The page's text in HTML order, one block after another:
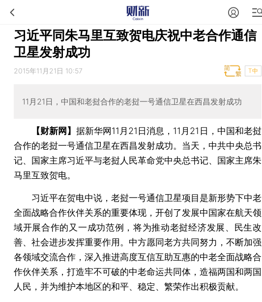
习近平同朱马里互致贺电庆祝中老合作通信
卫星发射成功
2015年11月21日 10:57 T中
11月21日，中国和老挝合作的老挝一号通信卫星在西昌发射成功
【财新网】 据新华网11月21日消息，11月21日，中国和老挝
合作的老挝一号通信卫星在西昌发射成功。当天，中共中央总书
记、国家主席习近平与老挝人民革命党中央总书记、国家主席朱
马里互致贺电。
习近平在贺电中说，老挝一号通信卫星项目是新形势下中老
全面战略合作伙伴关系的重要体现，开创了发展中国家在航天领
域开展合作的又一成功范例，将为推动老挝经济发展、民生改
善、社会进步发挥重要作用。中方愿同老方共同努力，不断加强
各领域交流合作，深入推进高度互信互助互惠的中老全面战略合
作伙伴关系，打造牢不可破的中老命运共同体，造福两国和两国
人民，并为维护本地区的和平、稳定、繁荣作出积极贡献。